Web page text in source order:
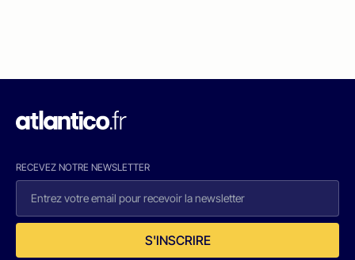
RECEVEZ NOTRE NEWSLETTER
S'INSCRIRE